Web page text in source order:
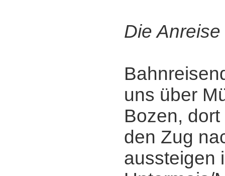
Die
uns über
Bozen,
den Zug
aussteigen